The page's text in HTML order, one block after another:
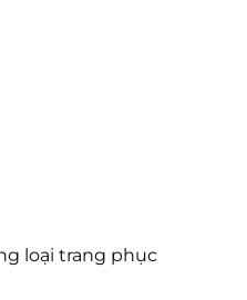
loại trang phục